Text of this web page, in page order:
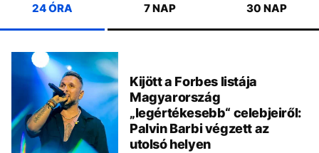
24 ÓRA 7 NAP 30 NAP
Kijött a Forbes listája
Magyarország
„legértékesebb“ celebjeiről:
Palvin Barbi végzett az
utolsó helyen